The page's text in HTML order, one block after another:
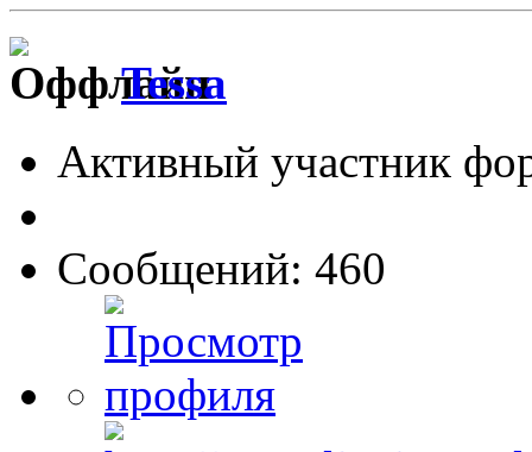
Tessa
Активный участник
Сообщений: 460